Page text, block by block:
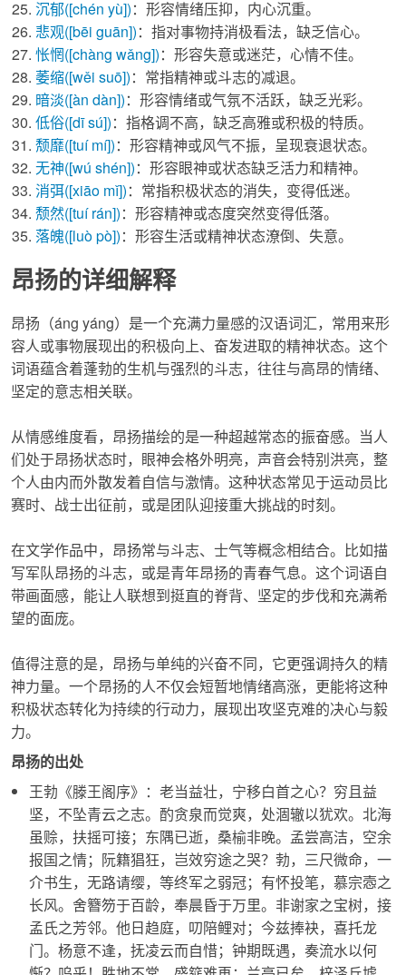
沉郁([chén yù])：形容情绪压抑，内心沉重。
悲观([bēi guān])：指对事物持消极看法，缺乏信心。
怅惘([chàng wǎng])：形容失意或迷茫，心情不佳。
萎缩([wěi suō])：常指精神或斗志的减退。
暗淡([àn dàn])：形容情绪或气氛不活跃，缺乏光彩。
低俗([dī sú])：指格调不高，缺乏高雅或积极的特质。
颓靡([tuí mí])：形容精神或风气不振，呈现衰退状态。
无神([wú shén])：形容眼神或状态缺乏活力和精神。
消弭([xiāo mǐ])：常指积极状态的消失，变得低迷。
颓然([tuí rán])：形容精神或态度突然变得低落。
落魄([luò pò])：形容生活或精神状态潦倒、失意。
昂扬的详细解释
昂扬 （áng yáng）是一个充满力量感的汉语词汇，常用来形
容人或事物展现出的积极向上、奋发进取的精神状态。这个
词语蕴含着蓬勃的生机与强烈的斗志，往往与高昂的情绪、
坚定的意志相关联。
从情感维度看， 昂扬描绘的是一种超越常态的振奋感。当人
们处于昂扬状态时，眼神会格外明亮，声音会特别洪亮，整
个人由内而外散发着自信与激情。这种状态常见于运动员比
赛时、战士出征前，或是团队迎接重大挑战的时刻。
在文学作品中， 昂扬常与斗志、士气等概念相结合。比如描
写军队昂扬的斗志，或是青年昂扬的青春气息。这个词语自
带画面感，能让人联想到挺直的脊背、坚定的步伐和充满希
望的面庞。
值得注意的是， 昂扬与单纯的兴奋不同，它更强调持久的精
神力量。一个昂扬的人不仅会短暂地情绪高涨，更能将这种
积极状态转化为持续的行动力，展现出攻坚克难的决心与毅
力。
昂扬的出处
王勃《滕王阁序》：老当益壮，宁移白首之心？穷且益
坚，不坠青云之志。酌贪泉而觉爽，处涸辙以犹欢。北海
虽赊，扶摇可接；东隅已逝，桑榆非晚。孟尝高洁，空余
报国之情；阮籍猖狂，岂效穷途之哭？勃，三尺微命，一
介书生，无路请缨，等终军之弱冠；有怀投笔，慕宗悫之
长风。舍簪笏于百龄，奉晨昏于万里。非谢家之宝树，接
孟氏之芳邻。他日趋庭，叨陪鲤对；今兹捧袂，喜托龙
门。杨意不逢，抚凌云而自惜；钟期既遇，奏流水以何